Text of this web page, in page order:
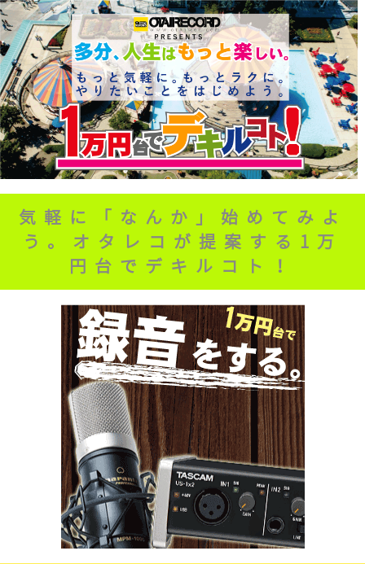
気軽に「なんか」始めてみよ
う。オタレコが提案する1万
円台でデキルコト！